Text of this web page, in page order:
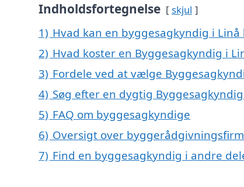
Indholdsfortegnelse skjul
1) Hvad kan en byggesagkyndig i
2) Hvad koster en Byggesagkyndig i
3) Fordele ved at vælge
4) Søg efter en dygtig
5) FAQ om byggesagkyndige
6) Oversigt over
7) Find en byggesagkyndig i andre